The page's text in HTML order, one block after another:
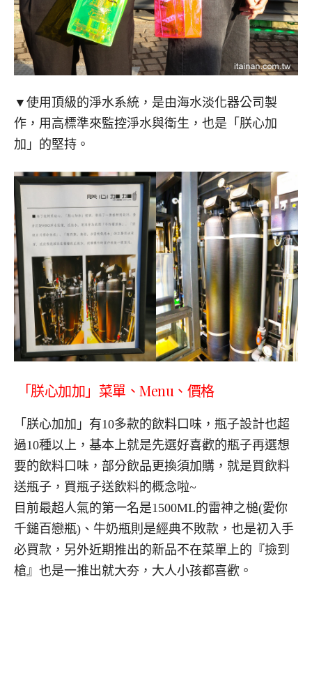
▼使用頂級的淨水系統，是由海水淡化器公司製
作，用高標準來監控淨水與衛生，也是「朕心加
加」的堅持。
「朕心加加」菜單、Menu、價格
「朕心加加」有10多款的飲料口味，瓶子設計也超
過10種以上，基本上就是先選好喜歡的瓶子再選想
要的飲料口味，部分飲品更換須加購，就是買飲料
送瓶子，買瓶子送飲料的概念啦~
目前最超人氣的第一名是1500ML的雷神之槌(愛你
千鎚百戀瓶)、牛奶瓶則是經典不敗款，也是初入手
必買款，另外近期推出的新品不在菜單上的『撿到
槍』也是一推出就大夯，大人小孩都喜歡。